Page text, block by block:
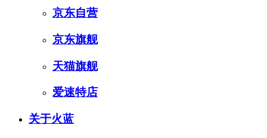
京东自营
京东旗舰
天猫旗舰
爱速特店
关于火蓝